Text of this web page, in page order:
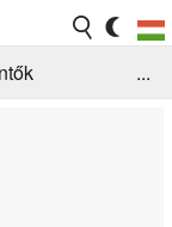
...